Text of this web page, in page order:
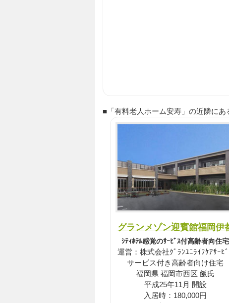
■「有料老人ホーム安寿」の近隣に
グランメゾン迎賓館福岡伊
ｼﾃｨﾎﾃﾙ感覚のｻｰﾋﾞｽ付高齢者向住宅
運営：株式会社ｸﾞﾗﾝﾕﾆﾗｲﾌｹｱｻｰﾋ
サービス付き高齢者向け住宅
福岡県 福岡市西区 飯氏
平成25年11月 開設
入居時：180,000円